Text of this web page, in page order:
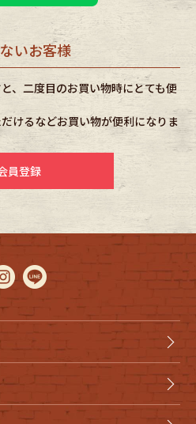
Bottoms
One Piece
サリーから探す
Stall・Scarf
antique goods
vintage bicycle
いお客様
、二度目のお買い物時にとても便
けるなどお買い物が便利になりま
員登録